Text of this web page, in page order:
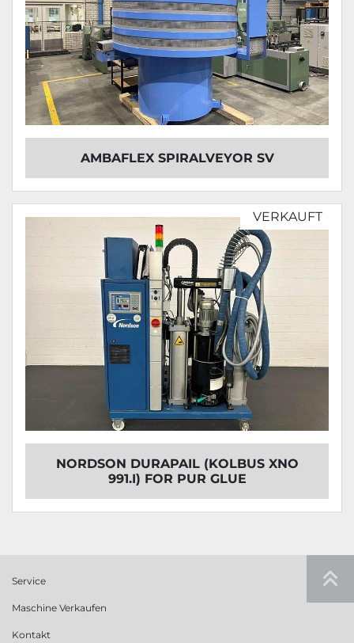
AMBAFLEX SPIRALVEYOR SV
VERKAUFT
NORDSON DURAPAIL (KOLBUS XNO
991.I) FOR PUR GLUE
Service
Maschine Verkaufen
Kontakt